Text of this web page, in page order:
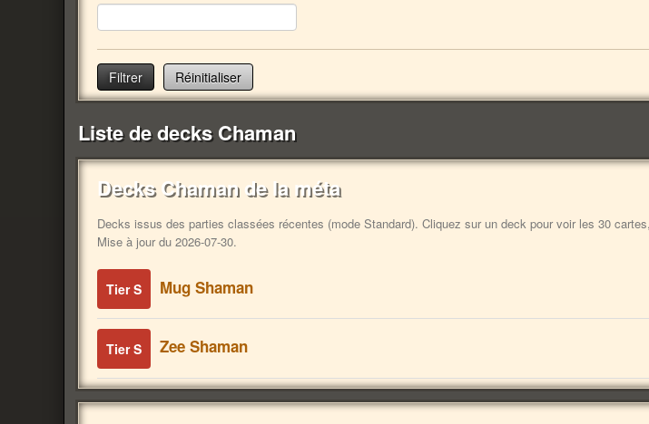
Réinitialiser
Liste de decks Chaman
Decks Chaman de la méta
Decks issus des parties classées récentes (mode Standard). Cliquez sur un deck pour voir les 30
Mise à jour du 2026-07-30.
Tier S Mug Shaman
Tier S Zee Shaman